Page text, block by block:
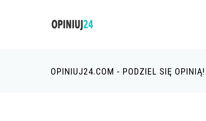
OPINIUJ24.COM - PODZIEL SIĘ OPINIĄ!